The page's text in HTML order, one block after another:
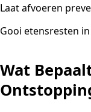
Laat afvoeren
Gooi etensresten
Wat